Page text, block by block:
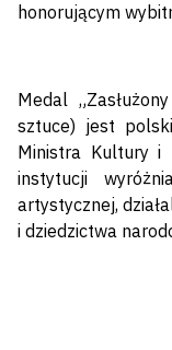
honorującym
Medal
sztuce) jest
Ministra Kultury i
instytucji
artystycznej,
i dziedzictwa